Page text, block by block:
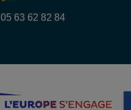
05 63 62 82 84